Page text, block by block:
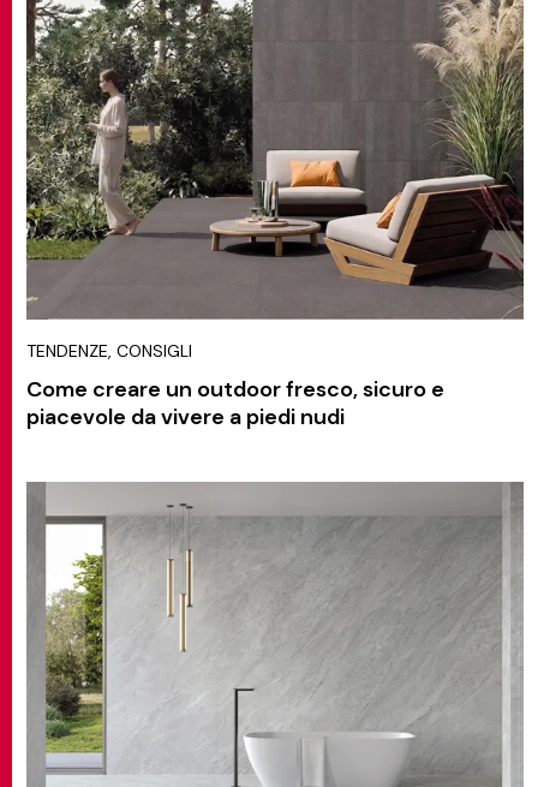
TENDENZE, CONSIGLI
Come creare un outdoor fresco, sicuro e
piacevole da vivere a piedi nudi